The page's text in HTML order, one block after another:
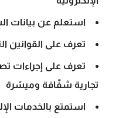
استعلم عن بيانات
تعرف على القوانين
تعرف على إجراءات
تجارية شفّافة وميسّرة
استمتع بالخدمات